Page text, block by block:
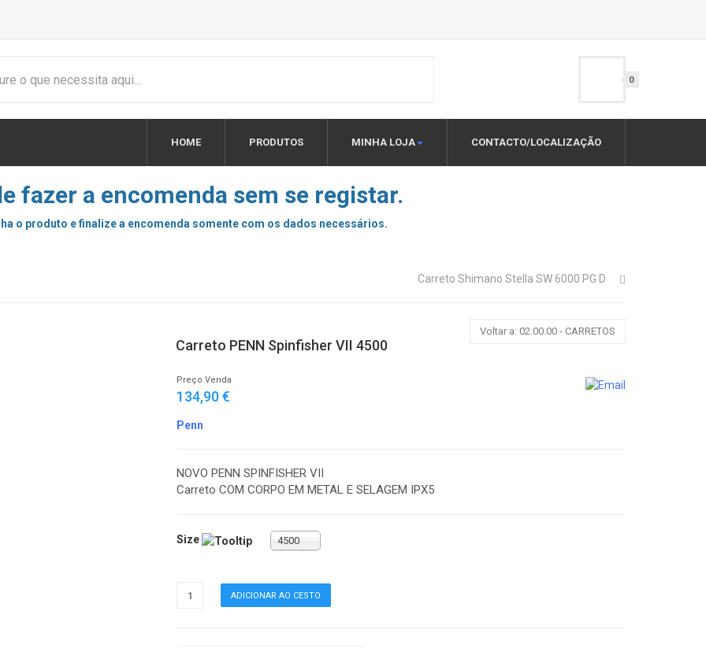
0
HOME PRODUTOS MINHA LOJA CONTACTO/LOCALIZAÇÃO
fazer a encomenda sem se registar.
o produto e finalize a encomenda somente com os dados necessários.
Carreto Shimano Stella SW 6000 PG D
Voltar a: 02.00.00 - CARRETOS
Carreto PENN Spinfisher VII 4500
Preço Venda
134,90 €
Penn
NOVO PENN SPINFISHER VII
Carreto COM CORPO EM METAL E SELAGEM IPX5
Size 4500